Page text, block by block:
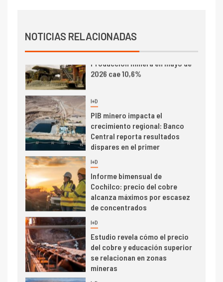
NOTICIAS RELACIONADASProducción minera en mayo de
2026 cae 10,6%
3 I+D
Central reporta resultados
dispares en el primer
trimestre
4
Informe bimensual de
alcanza máximos por escasez
de concentrados
5
Estudio revela cómo el precio
se relacionan en zonas
mineras
6
BHP proyecta producción de